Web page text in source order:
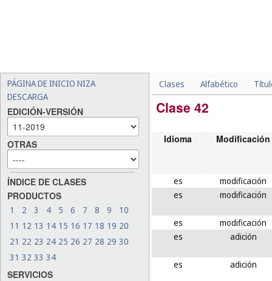
PÁGINA DE INICIO NIZA
DESCARGA
EDICIÓN-VERSIÓN
OTRAS
ÍNDICE DE CLASES
PRODUCTOS
1 2 3 4 5 6 7 8 9
10
11 12 13 14 15 16 17 18 19 20
21 22 23 24 25 26 27 28 29 30
31 32 33 34
SERVICIOS
Clases Alfabético
Clase 42
Idioma Modificación
es
modificación
es
modificación
es
modificación
es
adición
es adición